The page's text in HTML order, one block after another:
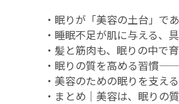
・ 眠りが「美容の土台」で
・ 睡眠不足が肌に与える、
・ 髪と筋肉も、眠りの中で
・ 眠りの質を高める習慣
・ 美容のための眠りを支え
・ まとめ｜美容は、眠りの